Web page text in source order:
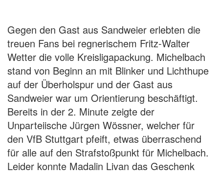
Gegen den Gast aus Sandweier erlebten die
treuen Fans bei regnerischem Fritz-Walter
Wetter die volle Kreisligapackung. Michelbach
stand von Beginn an mit Blinker und Lichthupe
auf der Überholspur und der Gast aus
Sandweier war um Orientierung beschäftigt.
Bereits in der 2. Minute zeigte der
Unparteiische Jürgen Wössner, welcher für
den VfB Stuttgart pfeift, etwas überraschend
für alle auf den Strafstoßpunkt für Michelbach.
Leider konnte Madalin Livan das Geschenk